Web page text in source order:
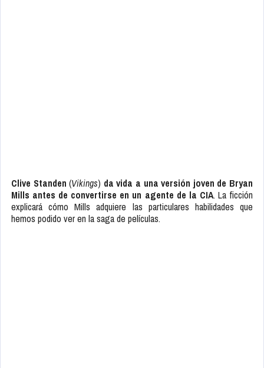
Clive Standen (Vikings) da vida a una versión joven de Bryan
Mills antes de convertirse en un agente de la CIA. La ficción
explicará cómo Mills adquiere las particulares habilidades que
hemos podido ver en la saga de películas.